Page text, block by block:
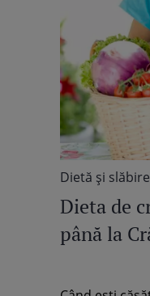
Dietă şi slăbire
Dieta de
până la